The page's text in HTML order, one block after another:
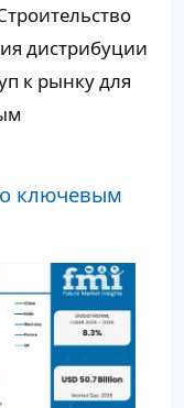
дистрибуции
к рынку для
ключевым